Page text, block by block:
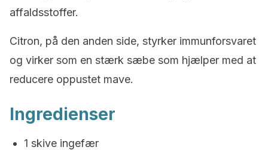
affaldsstoffer.
Citron, på den anden side, styrker immunforsvaret
og virker som en stærk sæbe som hjælper med at
reducere oppustet mave.
Ingredienser
1 skive ingefær